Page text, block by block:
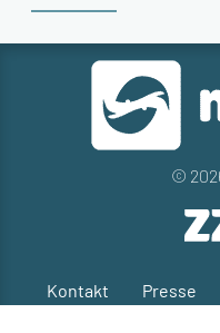
©
Kontakt Presse